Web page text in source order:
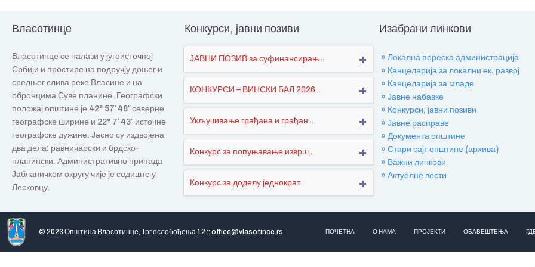
Власотинце
Власотинце се налази у југоисточној
Србији и простире на подручју доњег и
средњег слива реке Власине и на
обронцима Суве планине. Географски
положај општине је 42° 57′ 48″ северне
географске ширине и 22° 7′ 43″ источне
географске дужине. Јасно су издвојена
два дела: равничарски и брдско-
планински. Административно припада
Јабланичком округу чије је седиште у
Лесковцу.
Конкурси, јавни позиви
ЈАВНИ ПОЗИВ за суфинансирањ...
КОНКУРСИ – ВИНСКИ БАЛ 2026...
Укључивање грађана и грађан...
Конкурс за попуњавање изврш...
Конкурс за доделу једнократ...
Изабрани линкови
» Локална пореска администрација
» Канцеларија за локални ек. развој
» Канцеларија за младе
» Јавне набавке
» Конкурси, јавни позиви
» Јавне расправе
» Документа општине
» Стари сајт општине (архива)
» Важни линкови
» Актуелне вести
© 2023 Општина Власотинце, Трг ослобођења 12 :: office@vlasotince.rs ПОЧЕТНА О НАМА ПРОЈЕКТИ ОБАВЕШТЕЊА